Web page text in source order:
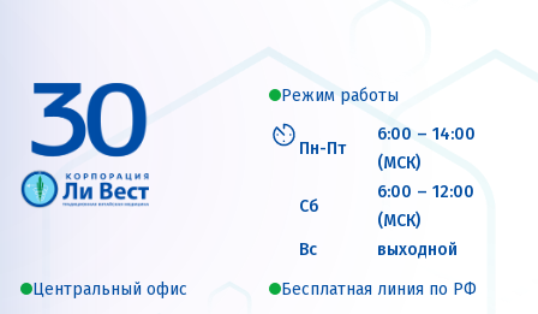
Режим работы
Пн-Пт
6:00 – 14:00
(МСК)
Сб
6:00 – 12:00
(МСК)
Вс
выходной
Центральный офис
Бесплатная линия по РФ